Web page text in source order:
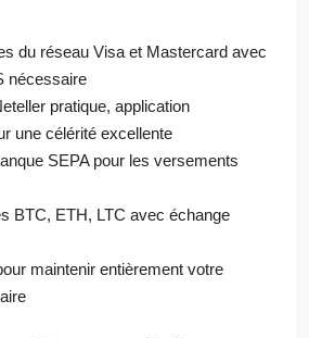
du réseau Visa et Mastercard avec
nécessaire
pratique, application
une célérité excellente
SEPA pour les versements
BTC, ETH, LTC avec échange
maintenir entièrement votre